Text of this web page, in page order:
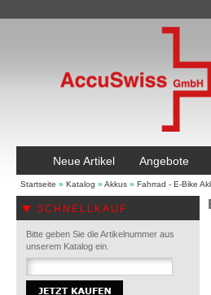
Neue Artikel Angebote
Startseite » Katalog » Akkus » Fahrrad - E-Bike
SCHNELLKAUF
Bitte geben Sie die Artikelnummer aus
unserem Katalog ein.